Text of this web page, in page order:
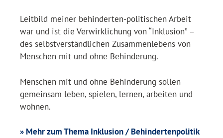
Leitbild meiner behinderten-politischen Arbeit
war und ist die Verwirklichung von “Inklusion” –
des selbstverständlichen Zusammenlebens von
Menschen mit und ohne Behinderung.
Menschen mit und ohne Behinderung sollen
gemeinsam leben, spielen, lernen, arbeiten und
wohnen.
» Mehr zum Thema Inklusion / Behindertenpolitik